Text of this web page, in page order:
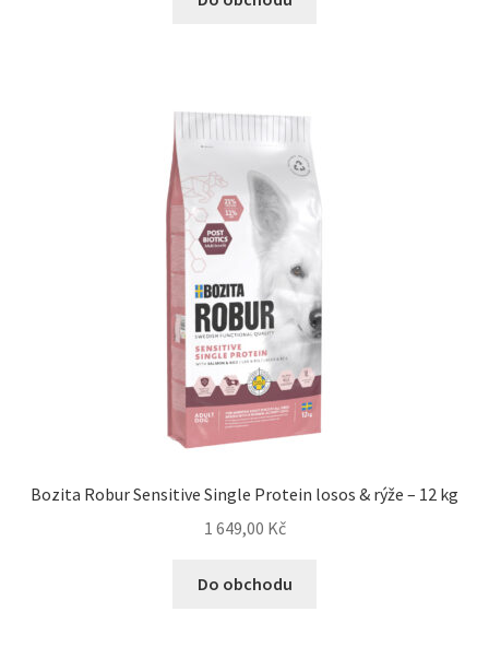
Bozita Robur Sensitive Single Protein losos & rýže – 12 kg
1 649,00 Kč
Do obchodu